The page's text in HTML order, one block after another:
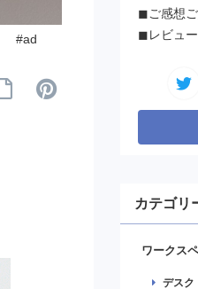
◼︎ご感想
◼︎レビュ
カテゴリ
ワークス
デスク